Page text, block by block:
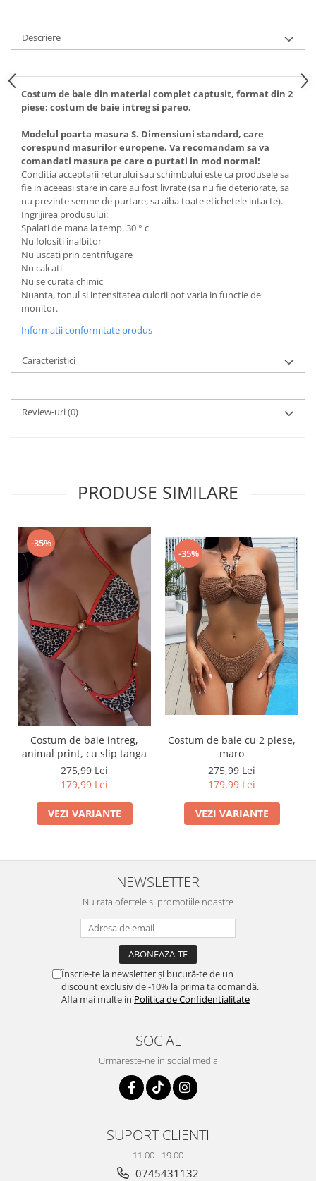
Descriere
Costum de baie din material complet captusit, format din 2
piese: costum de baie intreg si pareo.
Modelul poarta masura S. Dimensiuni standard, care
corespund masurilor europene. Va recomandam sa va
comandati masura pe care o purtati in mod normal!
Conditia acceptarii returului sau schimbului este ca produsele sa
fie in aceeasi stare in care au fost livrate (sa nu fie deteriorate, sa
nu prezinte semne de purtare, sa aiba toate etichetele intacte).
Ingrijirea produsului:
Spalati de mana la temp. 30 ° c
Nu folositi inalbitor
Nu uscati prin centrifugare
Nu calcati
Nu se curata chimic
Nuanta, tonul si intensitatea culorii pot varia in functie de
monitor.
Informatii conformitate produs
Caracteristici
Review-uri(0)
PRODUSE SIMILARE
-35%
Costum de baie intreg,
animal print, cu slip tanga
275,99 Lei
179,99 Lei
VEZI VARIANTE
-35%
Costum de baie cu 2 piese,
maro
275,99 Lei
179,99 Lei
VEZI VARIANTE
NEWSLETTER
Nu rata ofertele si promotiile noastre
Înscrie-te la newsletter și bucură-te de un
discount exclusiv de -10% la prima ta comandă.
Afla mai multe in Politica de Confidentialitate
SOCIAL
Urmareste-ne in social media
SUPORT CLIENTI
11:00 - 19:00
0745431132